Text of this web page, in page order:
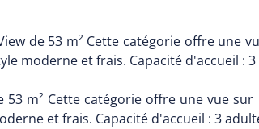
de 53 m² Cette catégorie offre une
moderne et frais. Capacité d'accueil :
m² Cette catégorie offre une vue
et frais. Capacité d'accueil : 3